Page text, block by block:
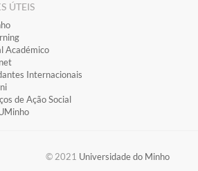
ÚTEIS
Académico
Inter​​nacionais
de Ação Social
​​© 2021 Universidade do Minho​​​​